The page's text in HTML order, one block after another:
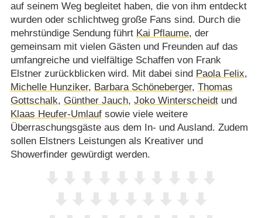
auf seinem Weg begleitet haben, die von ihm entdeckt
wurden oder schlichtweg große Fans sind. Durch die
mehrstündige Sendung führt Kai Pflaume, der
gemeinsam mit vielen Gästen und Freunden auf das
umfangreiche und vielfältige Schaffen von Frank
Elstner zurückblicken wird. Mit dabei sind Paola Felix,
Michelle Hunziker, Barbara Schöneberger, Thomas
Gottschalk, Günther Jauch, Joko Winterscheidtund
Klaas Heufer-Umlaufsowie viele weitere
Überraschungsgäste aus dem In- und Ausland. Zudem
sollen Elstners Leistungen als Kreativer und
Showerfinder gewürdigt werden.